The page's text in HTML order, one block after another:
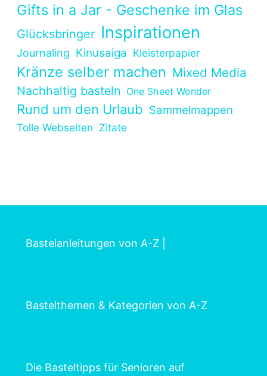
Gifts in a Jar - Geschenke im Glas
Glücksbringer Inspirationen
Journaling Kinusaiga Kleisterpapier
Kränze selber machen Mixed Media
Nachhaltig basteln One Sheet Wonder
Rund um den Urlaub Sammelmappen
Tolle Webseiten Zitate
Bastelanleitungen von A-Z
Bastelthemen & Kategorien von A-Z
Die Basteltipps für Senioren auf